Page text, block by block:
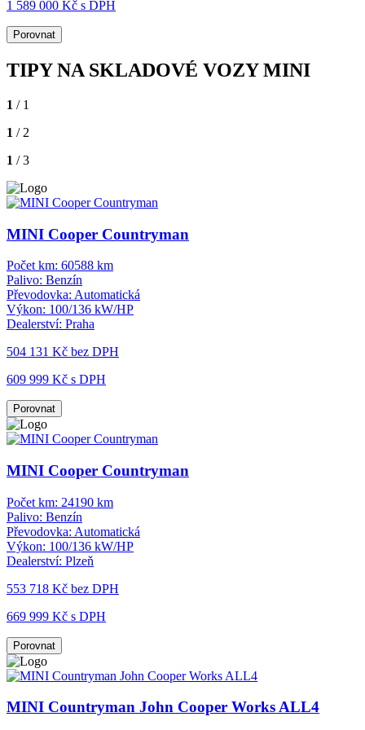
1 589 000 Kč s DPH
Porovnat
TIPY NA SKLADOVÉ VOZY MINI
1 / 1
1 / 2
1 / 3
MINI Cooper Countryman
Počet km: 60588 km
Palivo: Benzín
Převodovka: Automatická
Výkon: 100/136 kW/HP
Dealerství: Praha
504 131 Kč bez DPH
609 999 Kč s DPH
Porovnat
MINI Cooper Countryman
Počet km: 24190 km
Palivo: Benzín
Převodovka: Automatická
Výkon: 100/136 kW/HP
Dealerství: Plzeň
553 718 Kč bez DPH
669 999 Kč s DPH
Porovnat
MINI Countryman John Cooper Works ALL4